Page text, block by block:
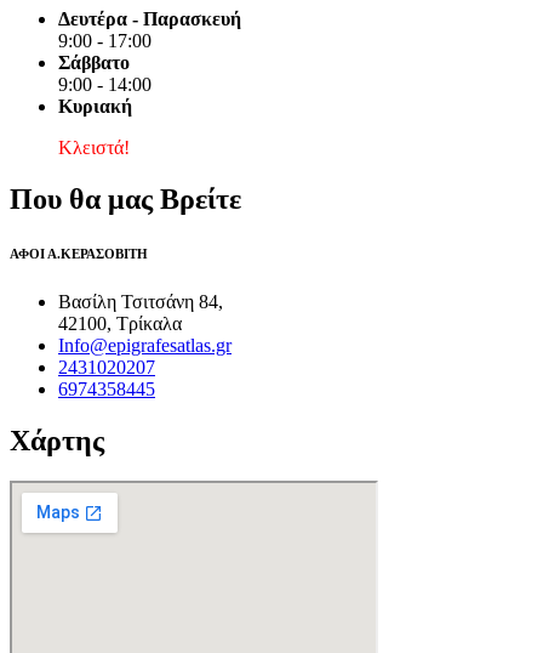
Δευτέρα - Παρασκευή
9:00 - 17:00
Σάββατο
9:00 - 14:00
Κυριακή
Κλειστά!
Που θα μας Βρείτε
ΑΦΟΙ Α.ΚΕΡΑΣΟΒΙΤΗ
Βασίλη Τσιτσάνη 84,
42100, Τρίκαλα
Info@epigrafesatlas.gr
2431020207
6974358445
Χάρτης